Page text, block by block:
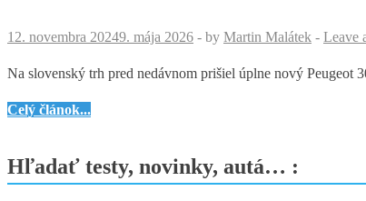
M
prináša
brutálnu
trakciu
zrýchlenie
12. novembra 20249. mája 2026 - by Martin Malátek - Leave
Na slovenský trh pred nedávnom prišiel úplne nový
Peugeot
Hybrid
Celý článok...
Hľadať testy, novinky, autá… :